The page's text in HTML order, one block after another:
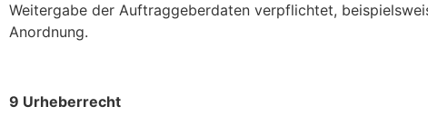
Weitergabe der Auftraggeberdaten verpflichtet,
Anordnung.
9 Urheberrecht